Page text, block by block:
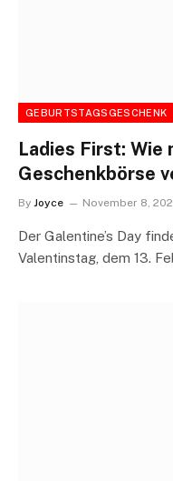
GEBURTSTAGSGESCHENK
Ladies First: Wie
Geschenkbörse
By Joyce November 8,
Der Galentine’s Day
Valentinstag, dem 13.